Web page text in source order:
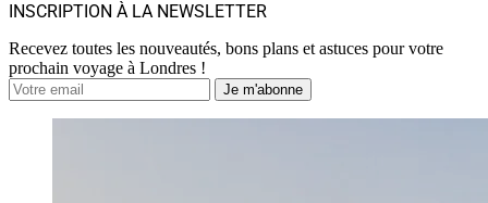
INSCRIPTION À LA NEWSLETTER
Recevez toutes les nouveautés, bons plans et astuces pour votre
prochain voyage à Londres !
Je m'abonne